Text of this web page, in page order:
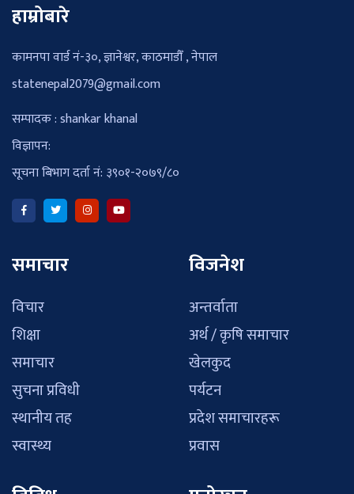
हाम्रोबारे
कामनपा वार्ड नं-३०, ज्ञानेश्वर, काठमाडौँ , नेपाल
statenepal2079@gmail.com
सम्पादक : shankar khanal
विज्ञापन:
सूचना बिभाग दर्ता नं: ३९०१-२०७९/८०
समाचार
विचार
शिक्षा
समाचार
सुचना प्रविधी
स्थानीय तह
स्वास्थ्य
विजनेश
अन्तर्वाता
अर्थ / कृषि समाचार
खेलकुद
पर्यटन
प्रदेश समाचारहरू
प्रवास